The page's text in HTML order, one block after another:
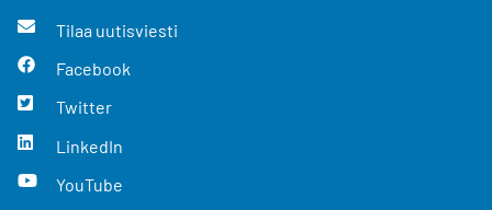
Tilaa uutisviesti
Facebook
Twitter
LinkedIn
YouTube